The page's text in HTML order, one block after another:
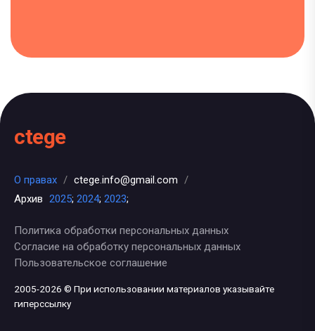
ctege
О правах / ctege.info@gmail.com /
Архив 2025; 2024; 2023;
Политика обработки персональных данных
Согласие на обработку персональных данных
Пользовательское соглашение
2005-2026 © При использовании материалов указывайте
гиперссылку